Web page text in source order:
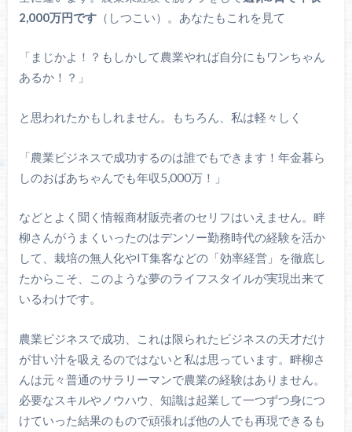
2,000万円です（しつこい）。あなたもこれを見て
「まじかよ！？もしかして農業やれば自分にもワンちゃん
あるか！？」
と思われたかもしれません。もちろん、私は軽々しく
「農業ビジネスで成功するのは誰でもできます！年金暮ら
しのおばあちゃんでも年収5,000万！」
などとよく聞く情報商材販売者のセリフはいえません。畔
柳さんがうまくいったのはデンソー勤務時代の経験を活か
して、栽培の無人化やIT集客などの「効率経営」を徹底し
たからこそ、このような夢のライフスタイルが実現出来て
いるわけです。
農業ビジネスで成功、これは限られたビジネスの天才だけ
が甘い汁を吸えるのではないと私は思っています。畔柳さ
んは元々普通のサラリーマンで農業の経験はありません。
必要なスキルやノウハウ、知識は起業して一つずつ身につ
けていった結果のもので頑張れば他の人でも再現できるも